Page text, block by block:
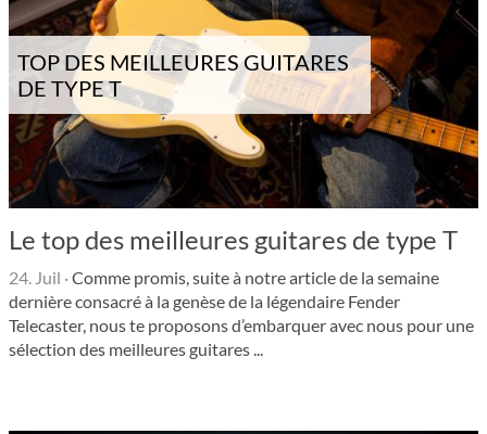
TOP DES MEILLEURES GUITARES
DE TYPE T
Le top des meilleures guitares de type T
24. Juil ·Comme promis, suite à notre article de la semaine
dernière consacré à la genèse de la légendaire Fender
Telecaster, nous te proposons d’embarquer avec nous pour une
sélection des meilleures guitares ...